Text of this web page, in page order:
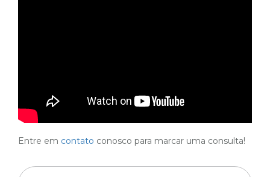
Entre em contato conosco para marcar uma consulta!